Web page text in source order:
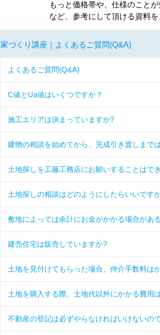
もっと価格帯や、仕様のこと
など、参考にして頂ける資料を
家づくり講座｜よくあるご質問(Q&A)
よくあるご質問(Q&A)
C値とUa値はいくつですか？
施工エリアは決まっていますか?
建物の相談を始めてから、完成引き渡しまで
土地探しを工藤工務店にお願いすることはで
土地探しの相談はどのようにしたらいいです
敷地によっては余計にお金がかかる場合があ
建売住宅は販売していますか?
土地を見付けてもらった場合、仲介手数料は
土地を購入する際、土地代以外にかかる費用
不動産の登記は必ずやらなければいけないの